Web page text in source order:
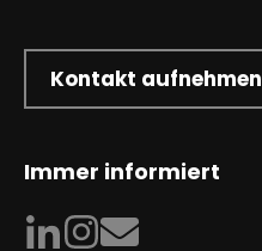
Kontakt aufnehmen
Immer informiert